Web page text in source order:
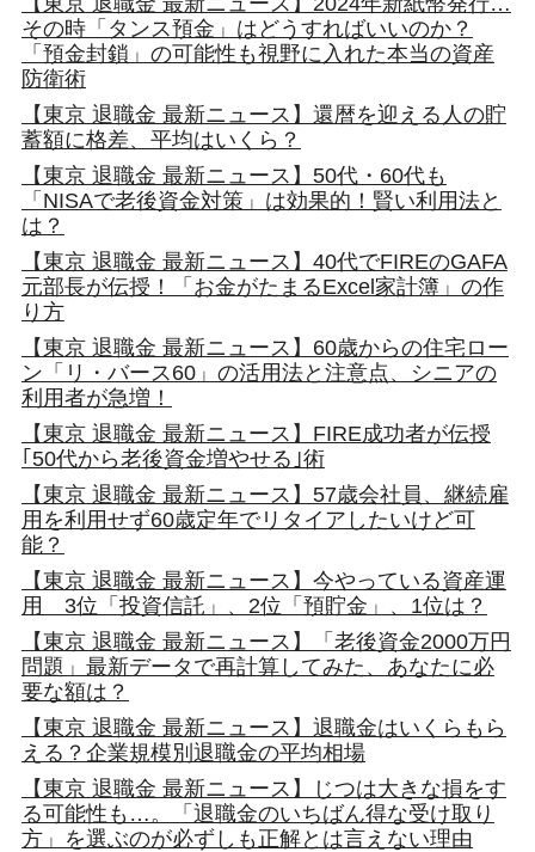
その時「タンス預金」はどうすればいいのか？
「預金封鎖」の可能性も視野に入れた本当の資産
防衛術
【東京 退職金 最新ニュース】還暦を迎える人の貯
蓄額に格差、平均はいくら？
【東京 退職金 最新ニュース】50代・60代も
「NISAで老後資金対策」は効果的！賢い利用法と
は？
【東京 退職金 最新ニュース】40代でFIREのGAFA
元部長が伝授！「お金がたまるExcel家計簿」の作
り方
【東京 退職金 最新ニュース】60歳からの住宅ロー
ン「リ・バース60」の活用法と注意点、シニアの
利用者が急増！
【東京 退職金 最新ニュース】FIRE成功者が伝授
｢50代から老後資金増やせる｣術
【東京 退職金 最新ニュース】57歳会社員、継続雇
用を利用せず60歳定年でリタイアしたいけど可
能？
【東京 退職金 最新ニュース】今やっている資産運
用 3位「投資信託」、2位「預貯金」、1位は？
【東京 退職金 最新ニュース】「老後資金2000万円
問題」最新データで再計算してみた、あなたに必
要な額は？
【東京 退職金 最新ニュース】退職金はいくらもら
える？企業規模別退職金の平均相場
【東京 退職金 最新ニュース】じつは大きな損をす
る可能性も…。「退職金のいちばん得な受け取り
方」を選ぶのが必ずしも正解とは言えない理由